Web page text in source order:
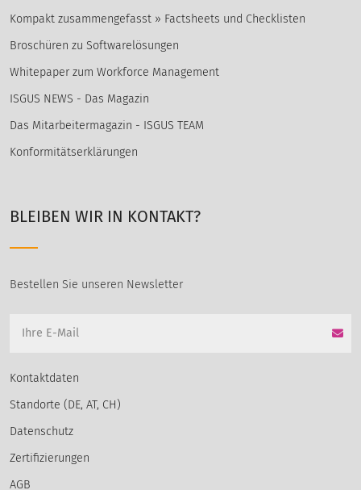
Kompakt zusammengefasst » Factsheets und Checklisten
Broschüren zu Softwarelösungen
Whitepaper zum Workforce Management
ISGUS NEWS - Das Magazin
Das Mitarbeitermagazin - ISGUS TEAM
Konformitätserklärungen
BLEIBEN WIR IN KONTAKT?
Bestellen Sie unseren Newsletter
Kontaktdaten
Standorte (DE, AT, CH)
Datenschutz
Zertifizierungen
AGB